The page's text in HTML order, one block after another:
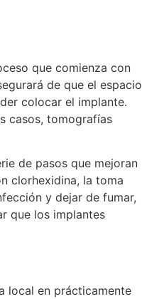
que comienza con
de que el espacio
colocar el implante.
casos, tomografías
de pasos que mejoran
clorhexidina, la toma
y dejar de fumar,
que los implantes
local en prácticamente